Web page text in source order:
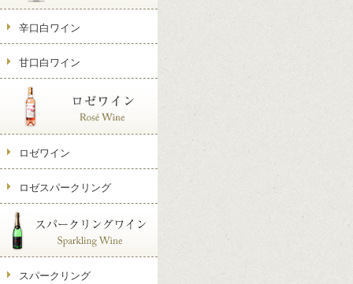
辛口白ワイン
甘口白ワイン
ロゼワイン
ロゼスパークリング
スパークリング